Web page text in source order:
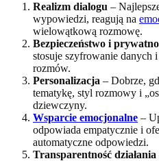
Realizm dialogu –
wypowiedzi, reagują na
wielowątkową rozmowę.
Bezpieczeństwo i
stosuje szyfrowanie danych
rozmów.
Personalizacja – Dobrze,
tematykę, styl rozmowy i
dziewczyny.
Wsparcie emocjonalne –
odpowiada empatycznie i
automatyczne odpowiedzi.
Transparentność działania